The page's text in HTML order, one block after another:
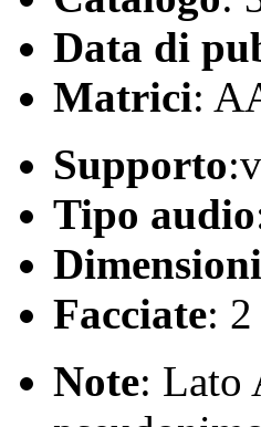
Data di
Matrici:
Supporto
Tipo audio
Dimensioni
Facciate: 2
Note: Lato